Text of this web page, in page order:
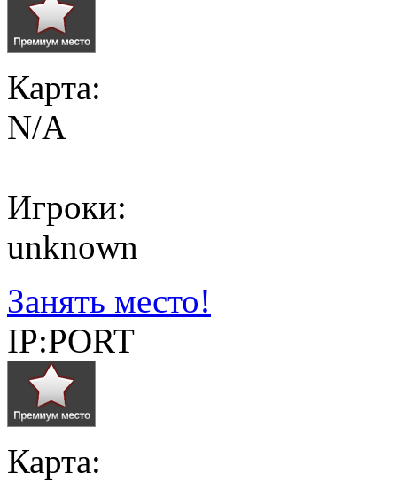
Карта:
N/A
Игроки:
unknown
Занять место!
IP:PORT
Карта: